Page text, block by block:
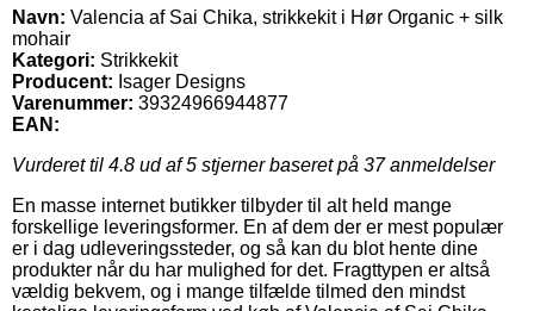
Navn: Valencia af Sai Chika, strikkekit i Hør Organic + silk
mohair
Kategori: Strikkekit
Producent: Isager Designs
Varenummer: 39324966944877
EAN:
Vurderet til 4.8 ud af 5 stjerner baseret på 37anmeldelser
En masse internet butikker tilbyder til alt held mange
forskellige leveringsformer. En af dem der er mest populær
er i dag udleveringssteder, og så kan du blot hente dine
produkter når du har mulighed for det. Fragttypen er altså
vældig bekvem, og i mange tilfælde tilmed den mindst